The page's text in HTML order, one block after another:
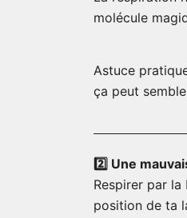
molécule
Astuce
ça peut
2️⃣ Une
Respirer par
position de ta